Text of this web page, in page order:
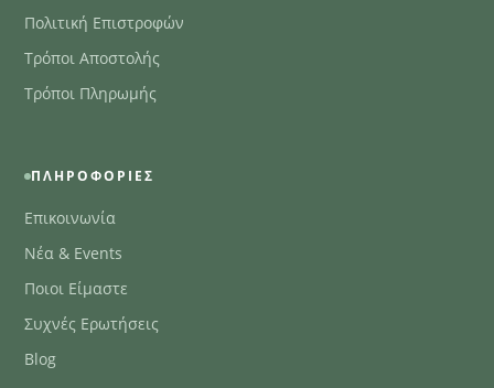
Πολιτική Επιστροφών
Τρόποι Αποστολής
Τρόποι Πληρωμής
ΠΛΗΡΟΦΟΡΊΕΣ
Επικοινωνία
Νέα & Events
Ποιοι Είμαστε
Συχνές Ερωτήσεις
Blog